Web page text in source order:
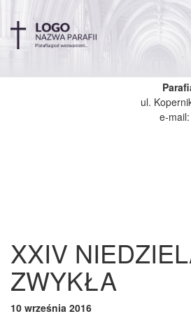
ul.
e-
XXIV
ZWYKŁA
10 września 2016